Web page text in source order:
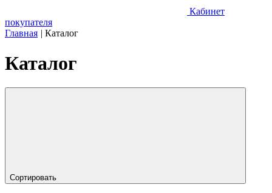
Кабинет
покупателя
Главная | Каталог
Каталог
Сортировать